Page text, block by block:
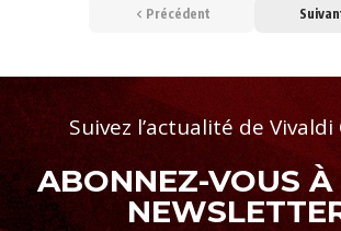
Précédent
Suivez l’actualité de
ABONNEZ-VOUS À